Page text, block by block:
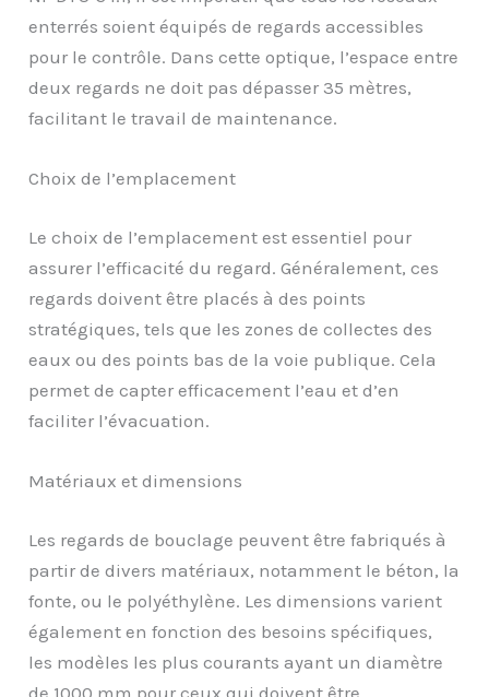
enterrés soient équipés de regards accessibles
pour le contrôle. Dans cette optique, l’espace entre
deux regards ne doit pas dépasser 35 mètres,
facilitant le travail de maintenance.
Choix de l’emplacement
Le choix de l’emplacement est essentiel pour
assurer l’efficacité du regard. Généralement, ces
regards doivent être placés à des points
stratégiques, tels que les zones de collectes des
eaux ou des points bas de la voie publique. Cela
permet de capter efficacement l’eau et d’en
faciliter l’évacuation.
Matériaux et dimensions
Les regards de bouclage peuvent être fabriqués à
partir de divers matériaux, notamment le béton, la
fonte, ou le polyéthylène. Les dimensions varient
également en fonction des besoins spécifiques,
les modèles les plus courants ayant un diamètre
de 1000 mm pour ceux qui doivent être